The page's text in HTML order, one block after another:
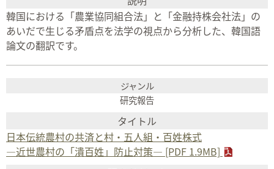
韓国における「農業協同組合法」と「金融持株会社法」の
あいだで生じる矛盾点を法学の視点から分析した、韓国語
論文の翻訳です。
研究報告
日本伝統農村の共済と村・五人組・百姓株式
―近世農村の「潰百姓」防止対策― [PDF 1.9MB]